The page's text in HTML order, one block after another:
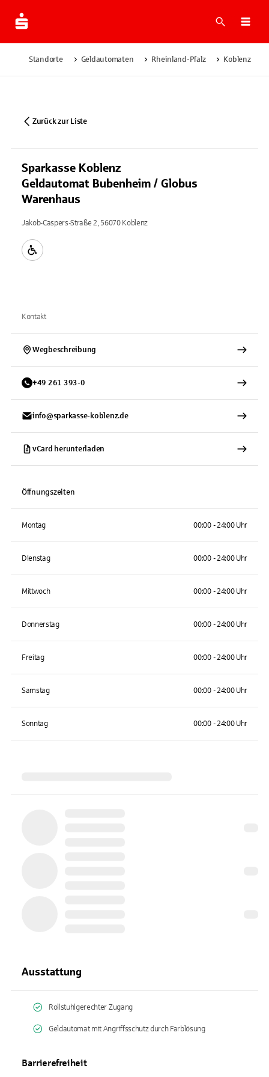
Suche
Standorte Geldautomaten Rheinland-Pfalz Koblenz
Zurück zur Liste
Sparkasse Koblenz
Geldautomat Bubenheim / Globus
Warenhaus
Jakob-Caspers-Straße 2, 56070 Koblenz
Kontakt
Wegbeschreibung
+49 261 393-0
info@sparkasse-koblenz.de
vCard herunterladen
Öffnungszeiten
Montag 00:00 - 24:00 Uhr
Dienstag 00:00 - 24:00 Uhr
Mittwoch 00:00 - 24:00 Uhr
Donnerstag 00:00 - 24:00 Uhr
Freitag 00:00 - 24:00 Uhr
Samstag 00:00 - 24:00 Uhr
Sonntag 00:00 - 24:00 Uhr
Ausstattung
Rollstuhlgerechter Zugang
Geldautomat mit Angriffsschutz durch Farblösung
Barrierefreiheit